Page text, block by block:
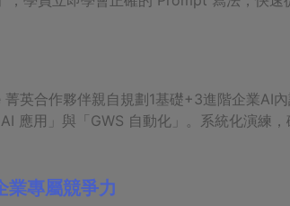
英合作夥伴親自規劃1基礎+3進階企業AI內
應用」與「GWS 自動化」。系統化演練
業專屬競爭力